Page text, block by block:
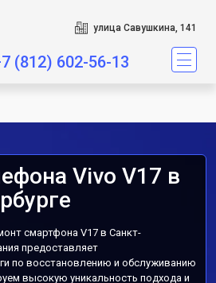
улица Савушкина, 141
(812) 602-56-13
Vivo V17 в
смартфона V17 в Санкт-
предоставляет
по восстановлению и обслуживанию
высокую уникальность подхода и